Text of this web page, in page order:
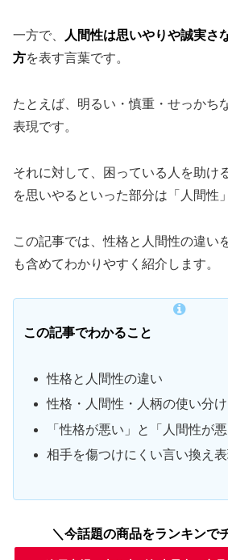
一方で、
人間性は思いやりや誠実さ
方を表す言葉です。
たとえば、明るい・慎重・せっかち
表現です。
それに対して、困っている人を助け
を思いやるといった部分は「人間性
この記事では、性格と人間性の違い
も含めてわかりやすく紹介します。
この記事でわかること
性格と人間性の違い
性格・人間性・人柄の使い分け
「性格が悪い」と「人間性が
相手を傷つけにくい言い換え表
＼今話題の商品をランキン